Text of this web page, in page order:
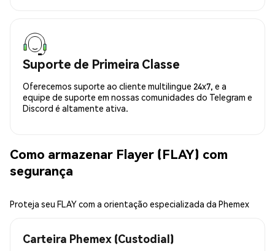
Suporte de Primeira Classe
Oferecemos suporte ao cliente multilingue 24x7, e a
equipe de suporte em nossas comunidades do Telegram e
Discord é altamente ativa.
Como armazenar Flayer (FLAY) com
segurança
Proteja seu FLAY com a orientação especializada da Phemex
Carteira Phemex (Custodial)